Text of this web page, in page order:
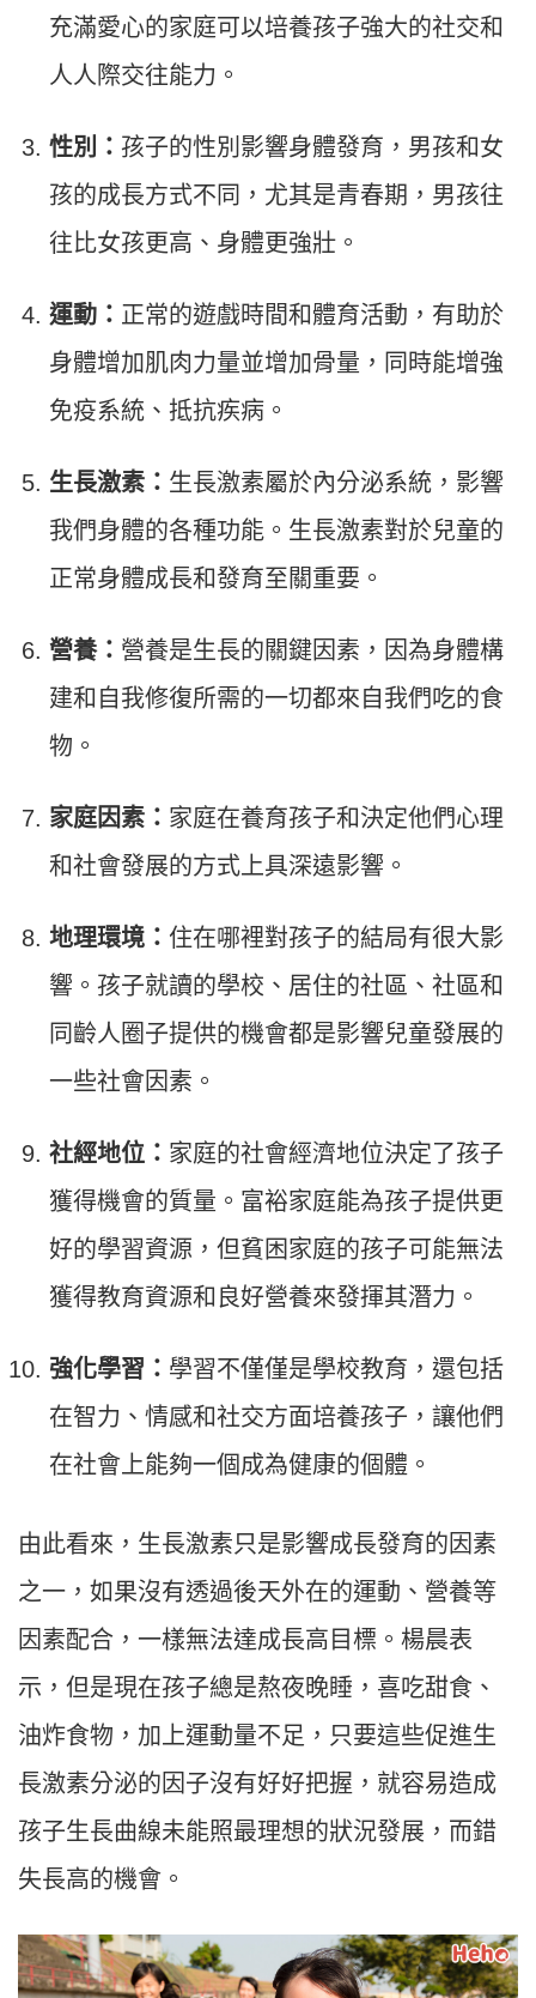
充滿愛心的家庭可以培養孩子強大的社交和
人人際交往能力。
性別： 孩子的性別影響身體發育，男孩和女
孩的成長方式不同，尤其是青春期，男孩往
往比女孩更高、身體更強壯。
運動： 正常的遊戲時間和體育活動，有助於
身體增加肌肉力量並增加骨量，同時能增強
免疫系統、抵抗疾病。
生長激素： 生長激素屬於內分泌系統，影響
我們身體的各種功能。生長激素對於兒童的
正常身體成長和發育至關重要。
營養： 營養是生長的關鍵因素，因為身體構
建和自我修復所需的一切都來自我們吃的食
物。
家庭因素： 家庭在養育孩子和決定他們心理
和社會發展的方式上具深遠影響。
地理環境： 住在哪裡對孩子的結局有很大影
響。孩子就讀的學校、居住的社區、社區和
同齡人圈子提供的機會都是影響兒童發展的
一些社會因素。
社經地位： 家庭的社會經濟地位決定了孩子
獲得機會的質量。富裕家庭能為孩子提供更
好的學習資源，但貧困家庭的孩子可能無法
獲得教育資源和良好營養來發揮其潛力。
強化學習： 學習不僅僅是學校教育，還包括
在智力、情感和社交方面培養孩子，讓他們
在社會上能夠一個成為健康的個體。
由此看來，生長激素只是影響成長發育的因素
之一，如果沒有透過後天外在的運動、營養等
因素配合，一樣無法達成長高目標。楊晨表
示，但是現在孩子總是熬夜晚睡，喜吃甜食、
油炸食物，加上運動量不足，只要這些促進生
長激素分泌的因子沒有好好把握，就容易造成
孩子生長曲線未能照最理想的狀況發展，而錯
失長高的機會。